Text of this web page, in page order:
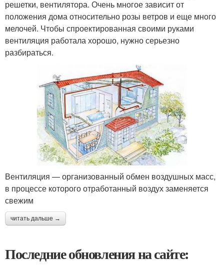
решетки, вентилятора. Очень многое зависит от
положения дома относительно розы ветров и еще много
мелочей. Чтобы спроектированная своими руками
вентиляция работала хорошо, нужно серьезно
разбираться.
Вентиляция — организованный обмен воздушных масс,
в процессе которого отработанный воздух заменяется
свежим
читать дальше →
Последние обновления на сайте: